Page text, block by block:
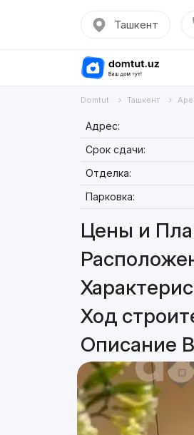
Ташкент
Domtut Ташкент
Адрес:
Срок сдачи:
Отделка:
Парковка:
Цены и
Ход
Описание